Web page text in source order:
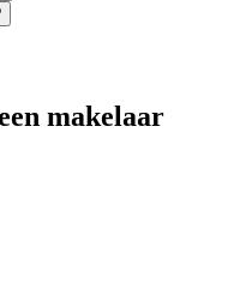
makelaar